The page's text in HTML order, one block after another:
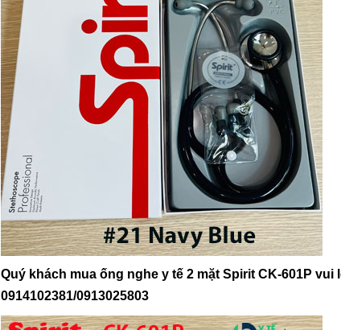
Quý khách mua ống nghe y tế2 mặt Spirit CK-601P vui
0914102381/0913025803